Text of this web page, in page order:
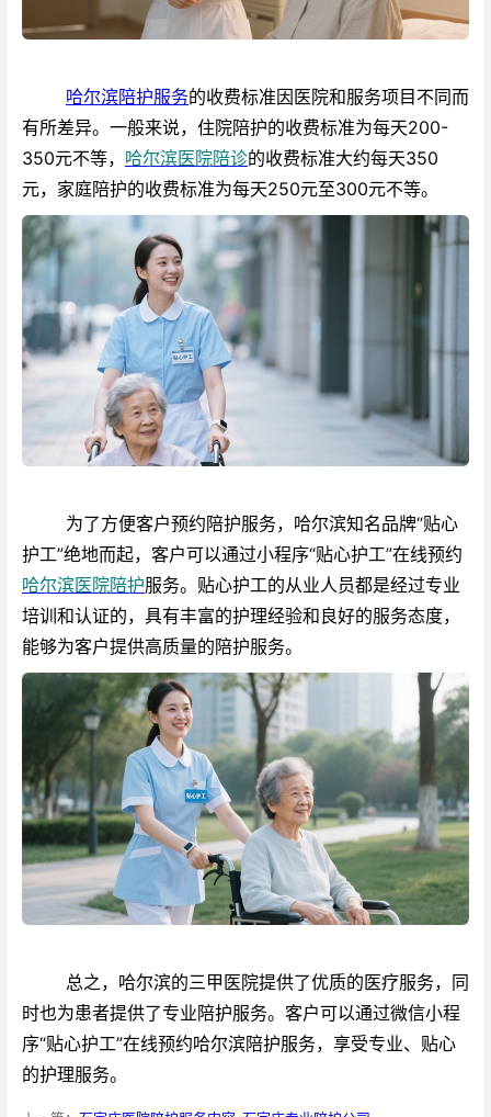
哈尔滨陪护服务的收费标准因医院和服务项目不同而
有所差异。一般来说，住院陪护的收费标准为每天200-
350元不等， 哈尔滨医院陪诊的收费标准大约每天350
元，家庭陪护的收费标准为每天250元至300元不等。
为了方便客户预约陪护服务，哈尔滨知名品牌“贴心
护工”绝地而起，客户可以通过小程序“贴心护工”在线预约
哈尔滨医院陪护服务。贴心护工的从业人员都是经过专业
培训和认证的，具有丰富的护理经验和良好的服务态度，
能够为客户提供高质量的陪护服务。
总之，哈尔滨的三甲医院提供了优质的医疗服务，同
时也为患者提供了专业陪护服务。客户可以通过微信小程
序“贴心护工”在线预约哈尔滨陪护服务，享受专业、贴心
的护理服务。